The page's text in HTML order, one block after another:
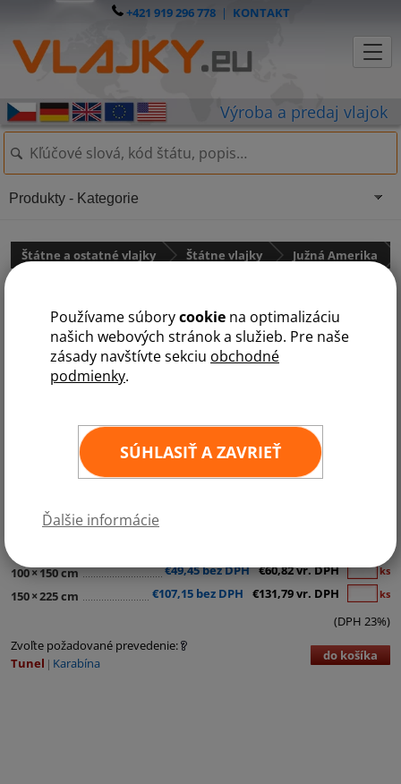
Používame súborycookie na optimalizáciu
našich webových stránok a služieb. Pre naše
zásady navštívte sekciu obchodné
podmienky.
SÚHLASIŤ A ZAVRIEŤ
Ďalšie informácie
+421 919 296 778| KONTAKT
Štátne a ostatné vlajky Štátne vlajky Južná Amerika
Južná Amerika
45 cm
100×150 cm €49,45 bez DPH €60,82 vr. DPH ks
150×225 cm €107,15 bez DPH €131,79 vr. DPH ks
(DPH 23%)
Zvoľte požadované prevedenie:
Tunel
Karabína do košíka
Produkty - Kategorie